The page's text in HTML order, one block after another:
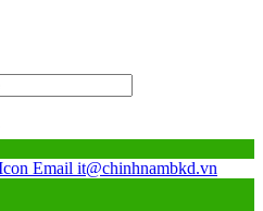
it@chinhnambkd.vn